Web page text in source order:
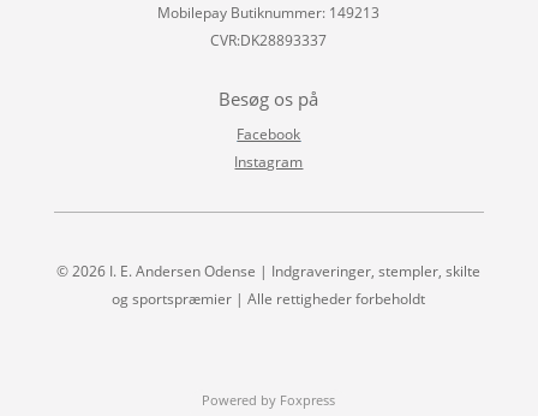
Mobilepay Butiknummer: 149213
CVR:DK28893337
Besøg os på
Facebook
Instagram
© 2026 I. E. Andersen Odense | Indgraveringer, stempler, skilte
og sportspræmier | Alle rettigheder forbeholdt
Powered by Foxpress